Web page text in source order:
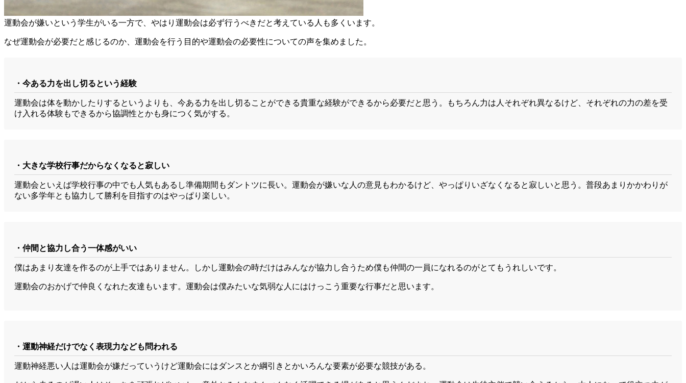
運動会が嫌いという学生がいる一方で、やはり運動会は必ず行うべきだと考えている人も多くいます。
なぜ運動会が必要だと感じるのか、運動会を行う目的や運動会の必要性についての声を集めました。
・今ある力を出し切るという経験
運動会は体を動かしたりするというよりも、今ある力を出し切ることができる貴重な経験ができるから必要だと思う。もちろん力は人それぞれ異なるけど、それぞれの力の差を受
け入れる体験もできるから協調性とかも身につく気がする。
・大きな学校行事だからなくなると寂しい
運動会といえば学校行事の中でも人気もあるし準備期間もダントツに長い。運動会が嫌いな人の意見もわかるけど、やっぱりいざなくなると寂しいと思う。普段あまりかかわりが
ない多学年とも協力して勝利を目指すのはやっぱり楽しい。
・仲間と協力し合う一体感がいい
僕はあまり友達を作るのが上手ではありません。しかし運動会の時だけはみんなが協力し合うため僕も仲間の一員になれるのがとてもうれしいです。
運動会のおかげで仲良くなれた友達もいます。運動会は僕みたいな気弱な人にはけっこう重要な行事だと思います。
・運動神経だけでなく表現力なども問われる
運動神経悪い人は運動会が嫌だっていうけど運動会にはダンスとか綱引きとかいろんな要素が必要な競技がある。